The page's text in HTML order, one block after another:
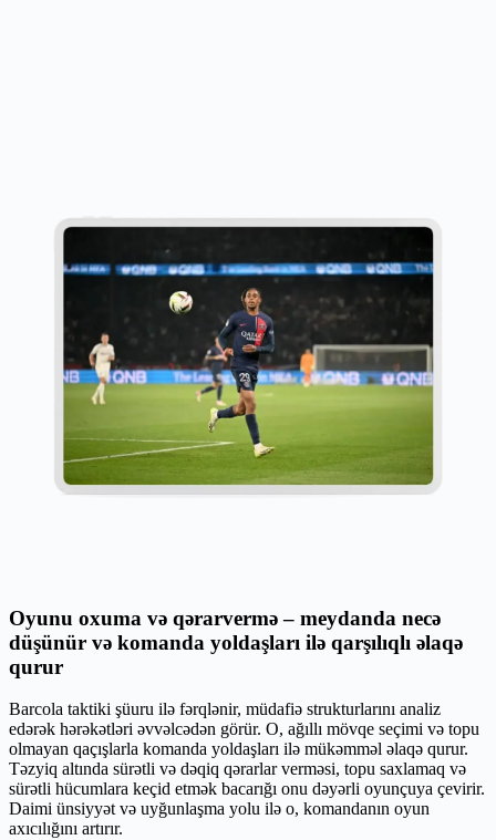
Oyunu oxuma və qərarvermə – meydanda necə
düşünür və komanda yoldaşları ilə qarşılıqlı əlaqə
qurur
Barcola taktiki şüuru ilə fərqlənir, müdafiə strukturlarını analiz
edərək hərəkətləri əvvəlcədən görür. O, ağıllı mövqe seçimi və topu
olmayan qaçışlarla komanda yoldaşları ilə mükəmməl əlaqə qurur.
Təzyiq altında sürətli və dəqiq qərarlar verməsi, topu saxlamaq və
sürətli hücumlara keçid etmək bacarığı onu dəyərli oyunçuya çevirir.
Daimi ünsiyyət və uyğunlaşma yolu ilə o, komandanın oyun
axıcılığını artırır.